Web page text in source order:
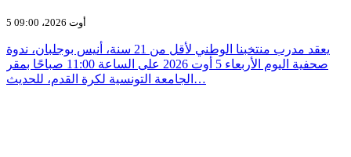
5 أوت 2026، 09:00
يعقد مدرب منتخبنا الوطني لأقل من 21 سنة، أنيس بوجلبان، ندوة
صحفية اليوم الأربعاء 5 أوت 2026 على الساعة 11:00 صباحًا بمقر
الجامعة التونسية لكرة القدم، للحديث…